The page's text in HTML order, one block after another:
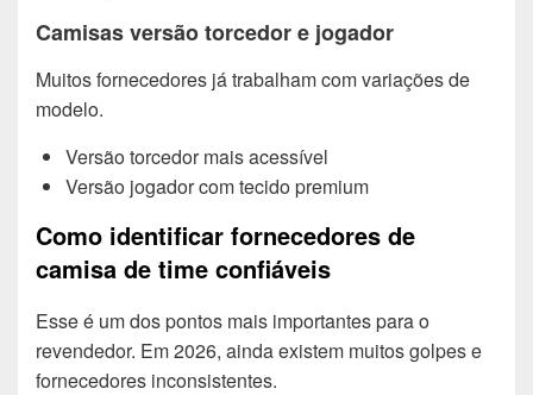
Camisas versão torcedor e jogador
Muitos fornecedores já trabalham com variações de
modelo.
Versão torcedor mais acessível
Versão jogador com tecido premium
Como identificar fornecedores de
camisa de time confiáveis
Esse é um dos pontos mais importantes para o
revendedor. Em 2026, ainda existem muitos golpes e
fornecedores inconsistentes.